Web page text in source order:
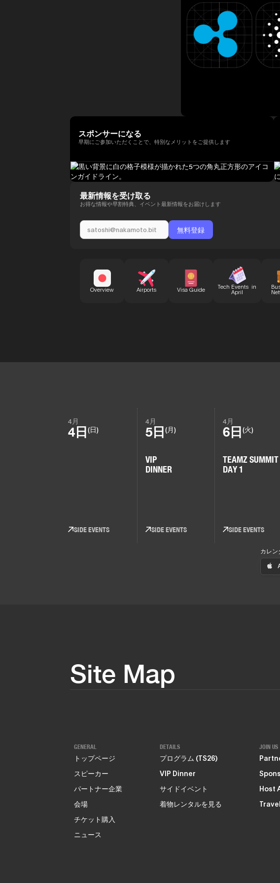
スポンサーになる
早期にご参加いただくことで、特別なメリットをご提供します
最新情報を受け取る
お得な情報や早割特典、イベント最新情報をお届けします
Overview Airports Visa Guide Tech Events in
April
4月
4日 (日)
SIDE EVENTS
4月
5日(月)
VIP
DINNER
SIDE EVENTS
4月
6日(火)
TEAMZ SUMMIT
DAY 1
SIDE EVENTS
カレン
Site Map
GENERAL
トップページ
スピーカー
パートナー企業
会場
チケット購入
ニュース
DETAILS
プログラム (TS26)
VIP Dinner
サイドイベント
着物レンタルを見る
JOIN US
Host